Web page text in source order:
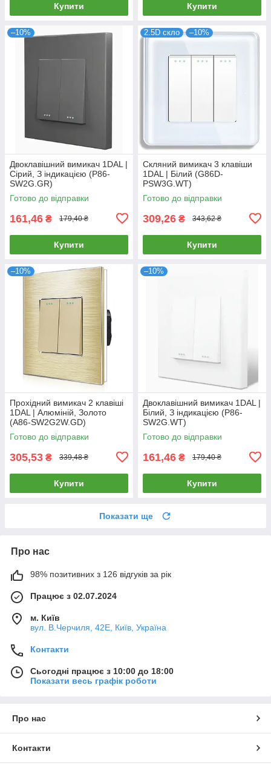
Купити Купити
–10%
Двоклавішний вимикач 1DAL |
Сірий, З індикацією (P86-
SW2G.GR)
Готово до відправки
161,46 ₴ 179,40 ₴
Купити
2.5D скло –10%
Скляний вимикач 3 клавіши
1DAL | Білий (G86D-
PSW3G.WT)
Готово до відправки
309,26 ₴ 343,62 ₴
Купити
–10%
Прохідний вимикач 2 клавіші
1DAL | Алюміній, Золото
(A86-SW2G2W.GD)
Готово до відправки
305,53 ₴ 339,48 ₴
Купити
–10%
Двоклавішний вимикач 1DAL |
Білий, З індикацією (P86-
SW2G.WT)
Готово до відправки
161,46 ₴ 179,40 ₴
Купити
Показати ще
Про нас
98% позитивних з 126 відгуків за рік
Працює з 02.07.2024
м. Київ
вул. В.Черчиля, 42Е, Київ, Україна
Контакти
Сьогодні працює з 10:00 до 18:00
Показати весь графік роботи
Про нас
Контакти